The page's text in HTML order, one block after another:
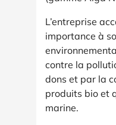
L’entreprise
importance à
contre la
dons et par la
produits bio et
marine.